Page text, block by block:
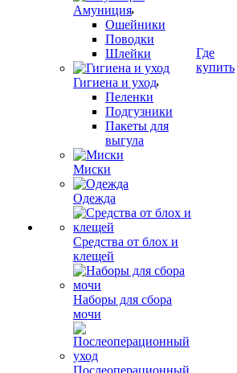
Амуниция
Ошейники
Поводки
Шлейки
Гигиена и уход
Пеленки
Подгузники
Пакеты для
выгула
Миски
Одежда
Средства от блох и
клещей
Наборы для сбора
мочи
Послеоперационный
Где
купить